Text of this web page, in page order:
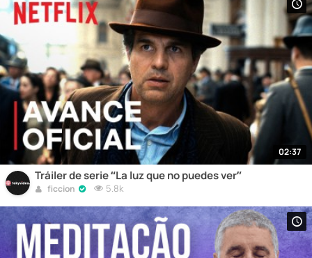
02:37
Tráiler de serie “La luz que no puedes ver”
ficcion 5.8k